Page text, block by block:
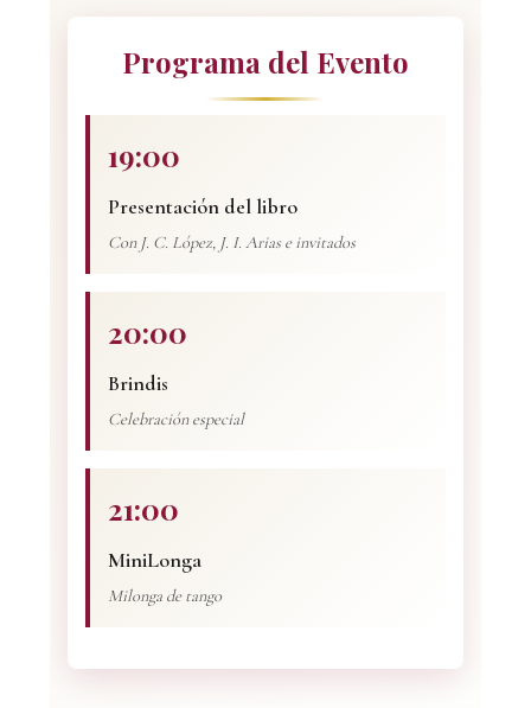
Programa del Evento
19:00
Presentación del libro
Con J. C. López, J. I. Arias e invitados
20:00
Brindis
Celebración especial
21:00
MiniLonga
Milonga de tango